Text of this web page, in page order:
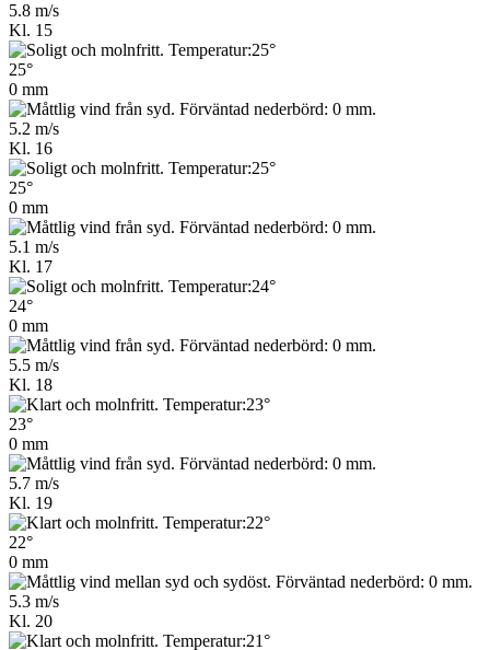
5.8 m/s
Kl. 15
25°
0 mm
5.2 m/s
Kl. 16
25°
0 mm
5.1 m/s
Kl. 17
24°
0 mm
5.5 m/s
Kl. 18
23°
0 mm
5.7 m/s
Kl. 19
22°
0 mm
5.3 m/s
Kl. 20